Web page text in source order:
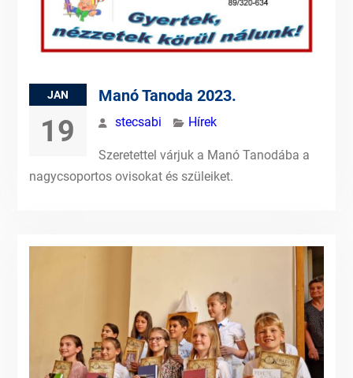
JAN
19
Manó Tanoda 2023.
stecsabi Hírek
Szeretettel várjuk a Manó Tanodába a
nagycsoportos ovisokat és szüleiket.